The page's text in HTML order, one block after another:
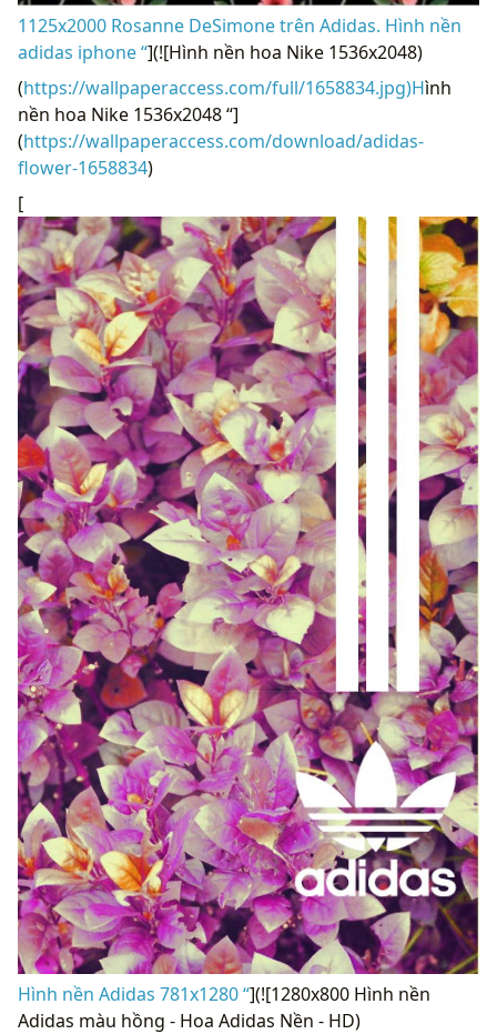
1125x2000 Rosanne DeSimone trên Adidas. Hình nền
adidas iphone “](![Hình nền hoa Nike 1536x2048)
(https://wallpaperaccess.com/full/1658834.jpg)Hình
nền hoa Nike 1536x2048 “]
(https://wallpaperaccess.com/download/adidas-
flower-1658834)
[
Hình nền Adidas 781x1280 “](![1280x800 Hình nền
Adidas màu hồng - Hoa Adidas Nền - HD)